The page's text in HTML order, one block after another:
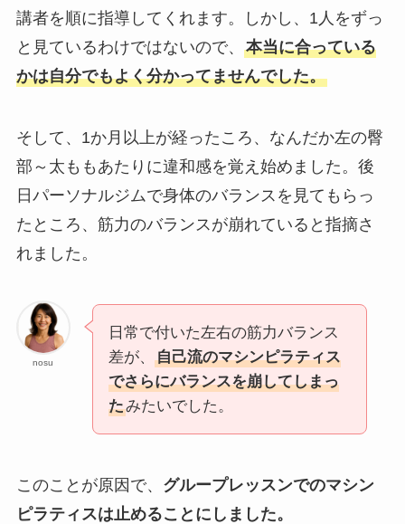
講者を順に指導してくれます。しかし、1人をずっ
と見ているわけではないので、 本当に合っている
かは自分でもよく分かってませんでした。
そして、1か月以上が経ったころ、なんだか左の臀
部～太ももあたりに違和感を覚え始めました。後
日パーソナルジムで身体のバランスを見てもらっ
たところ、筋力のバランスが崩れていると指摘さ
れました。
nosu
日常で付いた左右の筋力バランス
差が、
自己流のマシンピラティス
でさらにバランスを崩してしまっ
たみたいでした。
このことが原因で、 グループレッスンでのマシン
ピラティスは止めることにしました。